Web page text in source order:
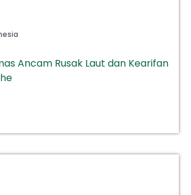
Ancam Rusak Laut dan Kearifan